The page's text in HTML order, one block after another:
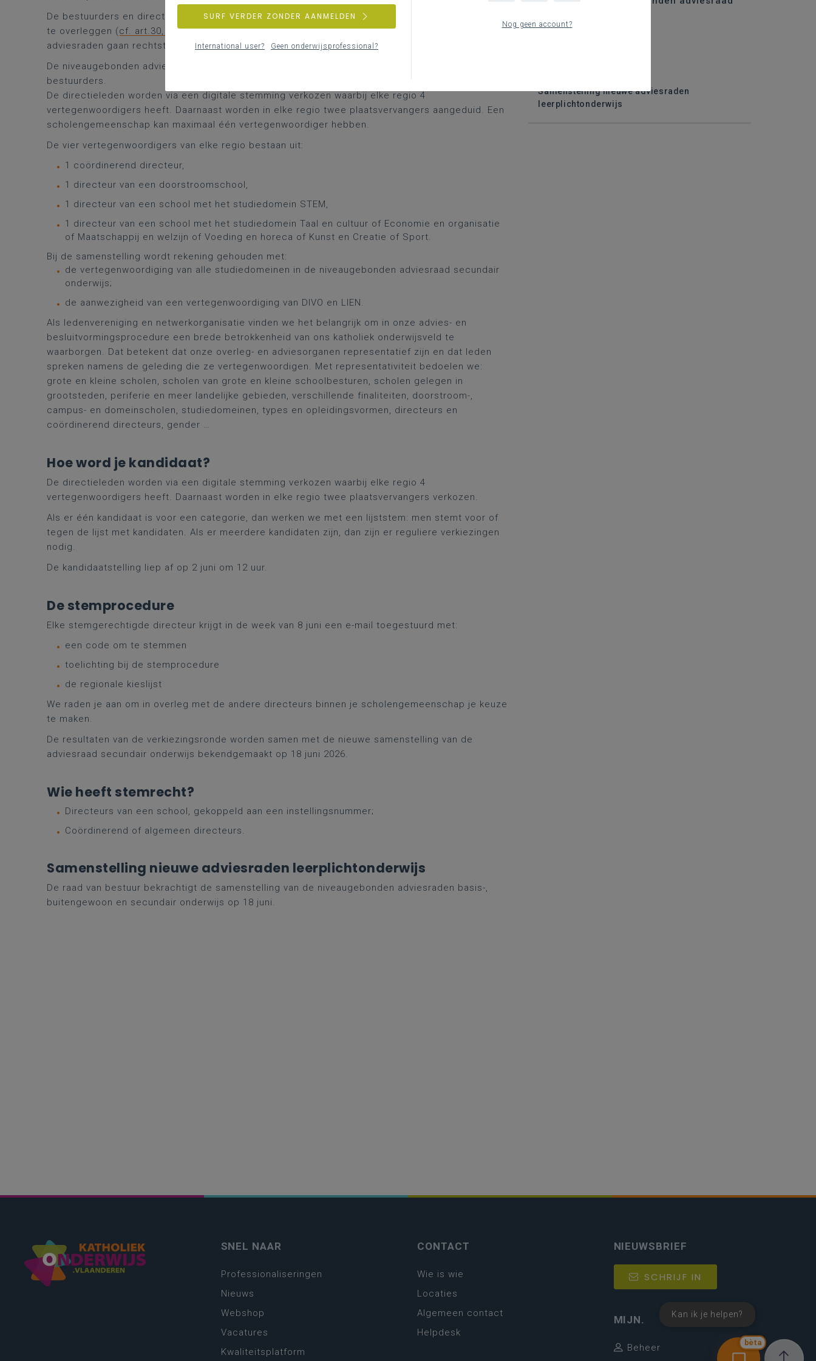
Samenstelling nieuwe adviesraden
leerplichtonderwijs
De bestuurders en directies komen maandelijks bijeen om over uiteenlopende onderwijsthema’s
te overleggen (cf. art.30, §1 uit het organiek reglement). De adviezen van de niveaugebonden
adviesraden gaan rechtstreeks naar de raad van bestuur.
De niveaugebonden adviesraad secundair onderwijs is samengesteld uit 20 directieleden en 5
bestuurders.
De directieleden worden via een digitale stemming verkozen waarbij elke regio 4
vertegenwoordigers heeft. Daarnaast worden in elke regio twee plaatsvervangers aangeduid. Een
scholengemeenschap kan maximaal één vertegenwoordiger hebben.
De vier vertegenwoordigers van elke regio bestaan uit:
1 coördinerend directeur,
1 directeur van een doorstroomschool,
1 directeur van een school met het studiedomein STEM,
1 directeur van een school met het studiedomein Taal en cultuur of Economie en organisatie
of Maatschappij en welzijn of Voeding en horeca of Kunst en Creatie of Sport.
Bij de samenstelling wordt rekening gehouden met:
de vertegenwoordiging van alle studiedomeinen in de niveaugebonden adviesraad secundair
onderwijs;
de aanwezigheid van een vertegenwoordiging van DIVO en LIEN.
Als ledenvereniging en netwerkorganisatie vinden we het belangrijk om in onze advies- en
besluitvormingsprocedure een brede betrokkenheid van ons katholiek onderwijsveld te
waarborgen. Dat betekent dat onze overleg- en adviesorganen representatief zijn en dat leden
spreken namens de geleding die ze vertegenwoordigen. Met representativiteit bedoelen we:
grote en kleine scholen, scholen van grote en kleine schoolbesturen, scholen gelegen in
grootsteden, periferie en meer landelijke gebieden, verschillende finaliteiten, doorstroom-,
campus- en domeinscholen, studiedomeinen, types en opleidingsvormen, directeurs en
coördinerend directeurs, gender …
Hoe word je kandidaat?
De directieleden worden via een digitale stemming verkozen waarbij elke regio 4
vertegenwoordigers heeft. Daarnaast worden in elke regio twee plaatsvervangers verkozen.
Als er één kandidaat is voor een categorie, dan werken we met een lijststem: men stemt voor of
tegen de lijst met kandidaten. Als er meerdere kandidaten zijn, dan zijn er reguliere verkiezingen
nodig.
De kandidaatstelling liep af op 2 juni om 12 uur.
De stemprocedure
Elke stemgerechtigde directeur krijgt in de week van 8 juni een e-mail toegestuurd met:
een code om te stemmen
toelichting bij de stemprocedure
de regionale kieslijst
We raden je aan om in overleg met de andere directeurs binnen je scholengemeenschap je keuze
te maken.
De resultaten van de verkiezingsronde worden samen met de nieuwe samenstelling van de
adviesraad secundair onderwijs bekendgemaakt op 18 juni 2026.
Wie heeft stemrecht?
Directeurs van een school, gekoppeld aan een instellingsnummer;
Coördinerend of algemeen directeurs.
Samenstelling nieuwe adviesraden leerplichtonderwijs
De raad van bestuur bekrachtigt de samenstelling van de niveaugebonden adviesraden basis-,
buitengewoon en secundair onderwijs op 18 juni.
bèta
Kan ik je helpen?
SNEL NAAR
Professionaliseringen
Nieuws
Webshop
Vacatures
Kwaliteitsplatform
CONTACT
Wie is wie
Locaties
Algemeen contact
Helpdesk
NIEUWSBRIEF
SCHRIJF IN
MIJN.
Beheer
Nog geen account?
SURF VERDER ZONDER AANMELDEN
International user? Geen onderwijsprofessional?